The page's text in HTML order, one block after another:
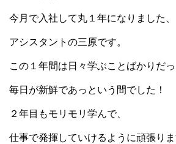
今月で入社して丸１年になりました、
アシスタントの三原です。
この１年間は日々学ぶことばかりだ
毎日が新鮮であっという間でした！
２年目もモリモリ学んで、
仕事で発揮していけるように頑張りま